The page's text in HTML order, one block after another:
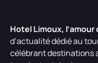
Hotel Limoux,
d’actualité dédié au
célébrant destinations